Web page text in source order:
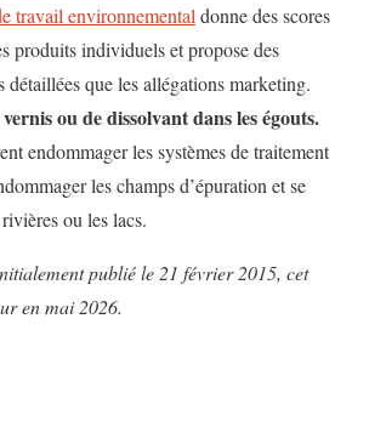
travail environnemental donne des scores
produits individuels et propose des
détaillées que les allégations marketing.
ou de dissolvant dans les égouts.
endommager les systèmes de traitement
les champs d’épuration et se
ou les lacs.
publié le 21 février 2015, cet
en mai 2026.